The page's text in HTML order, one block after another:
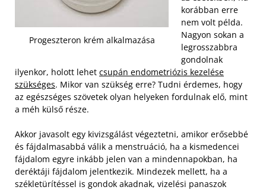
Progeszteron krém alkalmazása
korábban erre
nem volt példa.
Nagyon sokan a
legrosszabbra
gondolnak
ilyenkor, holott lehet csupán endometriózis kezelése
szükséges. Mikor van szükség erre? Tudni érdemes, hogy
az egészséges szövetek olyan helyeken fordulnak elő, mint
a méh külső része.
Akkor javasolt egy kivizsgálást végeztetni, amikor erősebbé
és fájdalmasabbá válik a menstruáció, ha a kismedencei
fájdalom egyre inkább jelen van a mindennapokban, ha
deréktáji fájdalom jelentkezik. Mindezek mellett, ha a
székletürítéssel is gondok akadnak, vizelési panaszok